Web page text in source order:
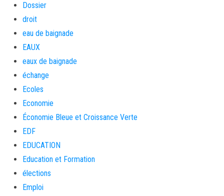
Dossier
droit
eau de baignade
EAUX
eaux de baignade
échange
Ecoles
Economie
Économie Bleue et Croissance Verte
EDF
EDUCATION
Education et Formation
élections
Emploi